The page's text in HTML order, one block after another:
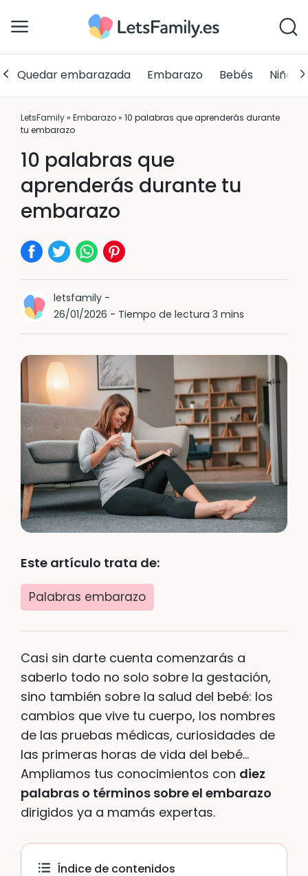
Quedar embarazada Embarazo Bebés Niños
LetsFamily» Embarazo» 10 palabras que aprenderás durante
tu embarazo
10 palabras que
aprenderás durante tu
embarazo
letsfamily -
26/01/2026 - Tiempo de lectura 3 mins
Este artículo trata de:
Palabras embarazo
Casi sin darte cuenta comenzarás a
saberlo todo no solo sobre la gestación,
sino también sobre la salud del bebé: los
cambios que vive tu cuerpo, los nombres
de las pruebas médicas, curiosidades de
las primeras horas de vida del bebé…
Ampliamos tus conocimientos con diez
palabras o términos sobre el embarazo
dirigidos ya a mamás expertas.
Índice de contenidos